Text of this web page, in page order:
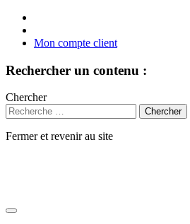
Mon compte client
Rechercher un contenu :
Chercher
Fermer et revenir au site